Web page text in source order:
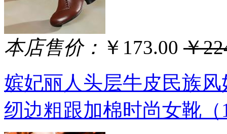
本店售价： ￥173.00 ￥
嫔妃丽人头层牛皮民族
纫边粗跟加棉时尚女靴（